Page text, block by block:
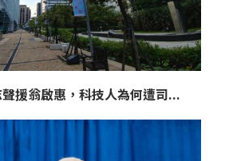
聲援翁啟惠，科技人為何遭司...